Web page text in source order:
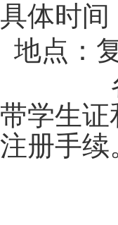
具体时间
地点：
各班
带学生证
注册手续